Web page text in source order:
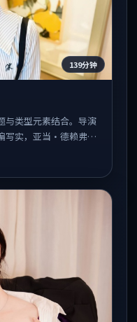
139分钟
与类型元素结合。导演
写实，亚当·德赖弗与